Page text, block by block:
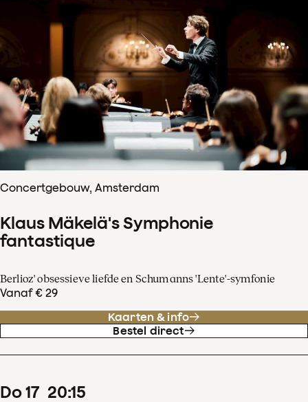
Concertgebouw, Amsterdam
Klaus Mäkelä's Symphonie
fantastique
Berlioz' obsessieve liefde en Schumanns 'Lente'-symfonie
Vanaf € 29
Kaarten & info
Bestel direct
do17 20:15